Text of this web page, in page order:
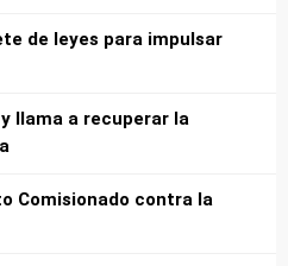
de leyes para impulsar
llama a recuperar la
Comisionado contra la